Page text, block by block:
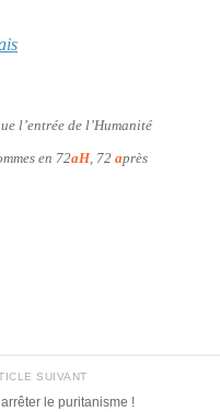
l’entrée de l’Humanité
en 72aH, 72 après
SUIVANT
le puritanisme !